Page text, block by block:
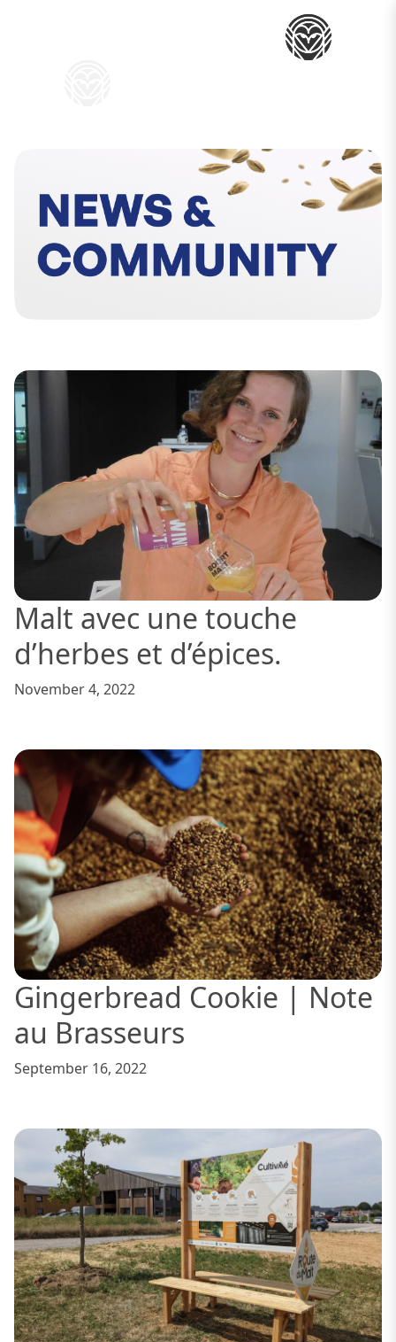
Malt avec une touche
d’herbes et d’épices.
November 4, 2022
Gingerbread Cookie | Note
au Brasseurs
September 16, 2022